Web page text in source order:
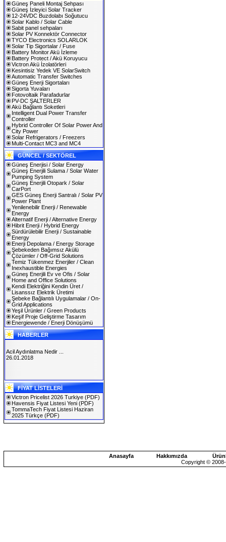
Güneş Paneli Montaj Sehpası
Güneş İzleyici Solar Tracker
12-24VDC Buzdolabı Soğutucu
Solar Kablo / Solar Cable
Sabit panel sehpaları
Solar PV Konnektör Connector
TYCO Electronics SOLARLOK
Solar Tip Sigortalar / Fuse
Battery Monitor Akü İzleme
Battery Protect / Akü Koruyucu
Victron Akü İzolatörleri
Kesintisiz Yedek VE SolarSwitch
Automatic Transfer Switches
Güneş Enerji Sigortaları
Sigorta Yuvaları
Fotovoltaik Parafadurlar
PV-DC ŞALTERLER
Akü Bağlantı Soketleri
Intelligent Dual Power Transfer
Controller
Hybrid Controller Of Solar Power And
City Power
Solar Refrigerators / Freezers
Multi-Contact MC3 and MC4
GÜNCEL / SEKTÖREL
Güneş Enerjisi / Solar Energy
Güneş Enerjili Sulama / Solar Water
Pumping System
Güneş Enerjili Otopark / Solar
CarPort
GES Güneş Enerji Santralı / Solar PV
Power Plant
Yenilenebilir Enerji / Renewable
Energy
Alternatif Enerji / Alternative Energy
Hibrit Enerji / Hybrid Energy
Sürdürülebilir Enerji / Sustainable
Energy
Enerji Depolama / Energy Storage
Şebekeden Bağımsız Akülü
Çözümler / Off-Grid Solutions
Temiz Tükenmez Enerjiler / Clean
Inexhaustible Energies
Güneş Enerjili Ev ve Ofis / Solar
Home and Office Solutions
Kendi Elektriğini Kendin Üret /
Lisanssız Elektrik Üretimi
Şebeke Bağlantılı Uygulamalar / On-
Grid Applications
Yeşil Ürünler / Green Products
Keşif Proje Geliştirme Tasarım
Energiewende / Enerji Dönüşümü
HABERLER
SOLAREX ISTANBUL 2019
30.01.2019
Acil Aydınlatma Nedir ...
26.01.2018
FİYAT LİSTELERİ
Victron Pricelist 2026 Turkiye (PDF)
Havensis Fiyat Listesi Yeni (PDF)
TommaTech Fiyat Listesi Haziran
2025 Türkçe (PDF)
Anasayfa Hakkımızda
Copyright ©